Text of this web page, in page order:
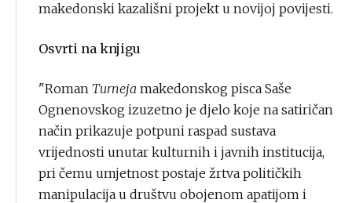
makedonski kazališni projekt u novijoj povijesti.
Osvrti na knjigu
"Roman Turneja makedonskog pisca Saše
Ognenovskog izuzetno je djelo koje na satiričan
način prikazuje potpuni raspad sustava
vrijednosti unutar kulturnih i javnih institucija,
pri čemu umjetnost postaje žrtva političkih
manipulacija u društvu obojenom apatijom i